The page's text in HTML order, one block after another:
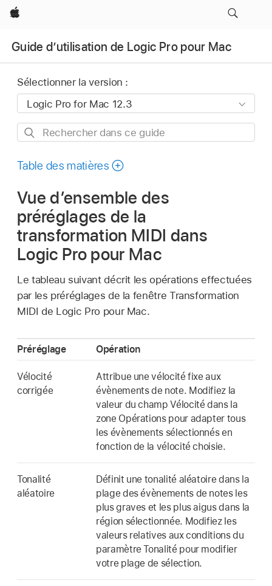
Apple
Guide d’utilisation de Logic Pro pour Mac
Sélectionner la version :
Rechercher
ce
Table des matières
Vue d’ensemble des
préréglages de la
transformation MIDI dans
Logic Pro pour Mac
Le tableau suivant décrit les opérations effectuées
par les préréglages de la fenêtre Transformation
MIDI de Logic Pro pour Mac.
Préréglage Opération
Vélocité
corrigée
Attribue une vélocité fixe aux
évènements de note. Modifiez la
valeur du champ Vélocité dans la
zone Opérations pour adapter tous
les évènements sélectionnés en
fonction de la vélocité choisie.
Tonalité
aléatoire
Définit une tonalité aléatoire dans la
plage des évènements de notes les
plus graves et les plus aigus dans la
région sélectionnée. Modifiez les
valeurs relatives aux conditions du
paramètre Tonalité pour modifier
votre plage de sélection.